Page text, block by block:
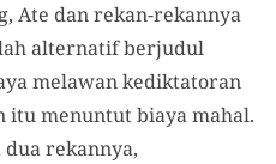
Ate dan rekan-rekannya
alternatif berjudul
melawan kediktatoran
itu menuntut biaya mahal.
dua rekannya,